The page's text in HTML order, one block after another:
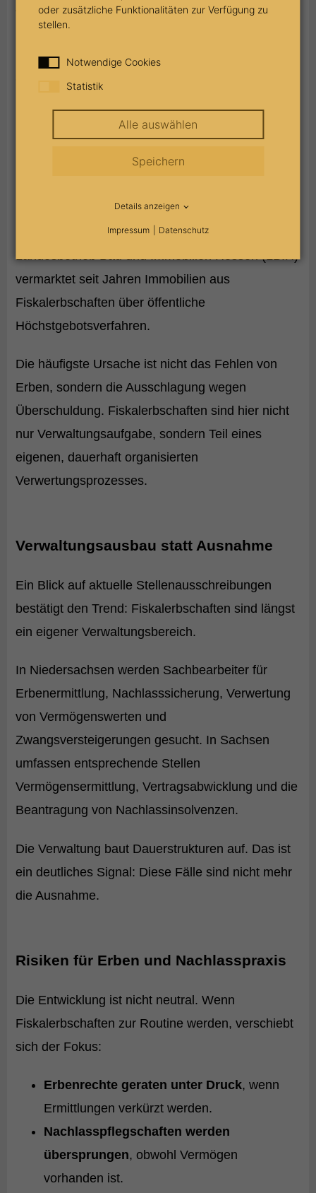
Auch 2024 wurden dort über 1.600
Fiskalerbschaften festgestellt. Damit sind
Staatserbschaften kein Randphänomen mehr,
Blick nach Hessen: Staatserbschaft als
In Hessen geht die Entwicklung noch weiter. Der
vermarktet seit Jahren Immobilien aus
Fiskalerbschaften über öffentliche
Höchstgebotsverfahren.
Die häufigste Ursache ist nicht das Fehlen von
Erben, sondern die Ausschlagung wegen
Überschuldung. Fiskalerbschaften sind hier nicht
nur Verwaltungsaufgabe, sondern Teil eines
eigenen, dauerhaft organisierten
Verwertungsprozesses.
Verwaltungsausbau statt Ausnahme
Ein Blick auf aktuelle Stellenausschreibungen
bestätigt den Trend: Fiskalerbschaften sind längst
ein eigener Verwaltungsbereich.
In Niedersachsen werden Sachbearbeiter für
Erbenermittlung, Nachlasssicherung, Verwertung
von Vermögenswerten und
Zwangsversteigerungen gesucht. In Sachsen
umfassen entsprechende Stellen
Vermögensermittlung, Vertragsabwicklung und die
Beantragung von Nachlassinsolvenzen.
Die Verwaltung baut Dauerstrukturen auf. Das ist
ein deutliches Signal: Diese Fälle sind nicht mehr
die Ausnahme.
Risiken für Erben und Nachlasspraxis
Die Entwicklung ist nicht neutral. Wenn
Fiskalerbschaften zur Routine werden, verschiebt
sich der Fokus:
Erbenrechte geraten unter Druck, wenn
Ermittlungen verkürzt werden.
Nachlasspflegschaften werden
übersprungen, obwohl Vermögen
vorhanden ist.
oder zusätzliche Funktionalitäten zur Verfügung zu
stellen.
Notwendige Cookies
Statistik
Alle auswählen
Speichern
Details anzeigen
Impressum Datenschutz